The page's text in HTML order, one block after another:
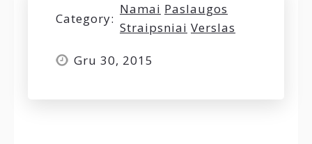
Category:
Namai Paslaugos
Straipsniai Verslas
Gru 30, 2015